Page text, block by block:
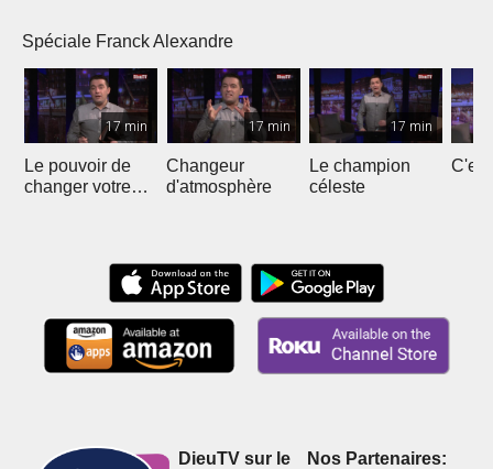
Spéciale Franck Alexandre
17 min
Le pouvoir de
changer votre
17 min
Changeur
d'atmosphère
17 min
Le champion
céleste
DieuTV sur le
Nos Partenaires: